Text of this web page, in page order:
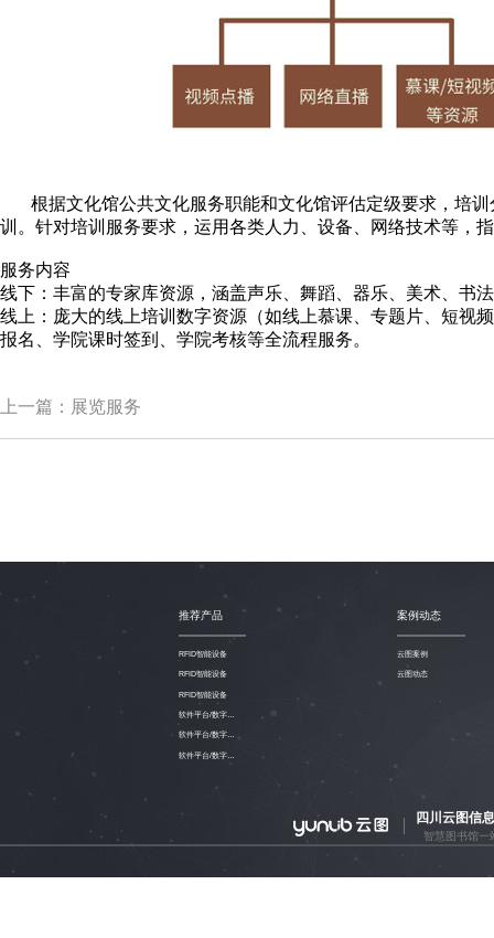
根据文化馆公共文化服务职能和文化馆评估定级要求，培训
训。针对培训服务要求，运用各类人力、设备、网络技术等，
服务内容
线下：丰富的专家库资源，涵盖声乐、舞蹈、器乐、美术、书
线上：庞大的线上培训数字资源（如线上慕课、专题片、短视
报名、学院课时签到、学院考核等全流程服务。
上一篇：展览服务
推荐产品
RFID智能设备
RFID智能设备
RFID智能设备
软件平台/数字资源
软件平台/数字资源
软件平台/数字资源
案例动态
云图案例
云图动态
四川云图信
智慧图书馆一